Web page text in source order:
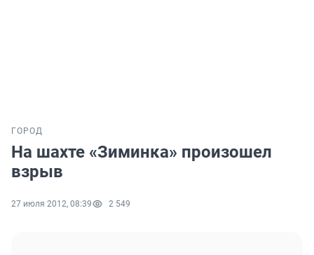
ГОРОД
На шахте «Зиминка» произошел
взрыв
27 июля 2012, 08:39 2 549